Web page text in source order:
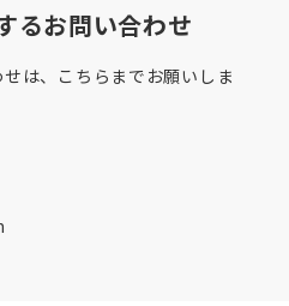
るお問い合わせ
は、こちらまでお願いしま